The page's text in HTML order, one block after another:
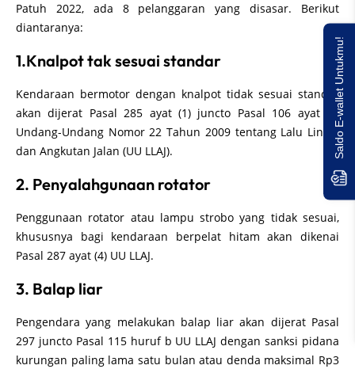
Patuh 2022, ada 8 pelanggaran yang disasar. Berikut
diantaranya:
1.Knalpot tak sesuai standar
Kendaraan bermotor dengan knalpot tidak sesuai standar
akan dijerat Pasal 285 ayat (1) juncto Pasal 106 ayat (3)
Undang-Undang Nomor 22 Tahun 2009 tentang Lalu Lintas
dan Angkutan Jalan (UU LLAJ).
2. Penyalahgunaan rotator
Penggunaan rotator atau lampu strobo yang tidak sesuai,
khususnya bagi kendaraan berpelat hitam akan dikenai
Pasal 287 ayat (4) UU LLAJ.
3. Balap liar
Pengendara yang melakukan balap liar akan dijerat Pasal
297 juncto Pasal 115 huruf b UU LLAJ dengan sanksi pidana
kurungan paling lama satu bulan atau denda maksimal Rp3
Saldo E-wallet Untukmu!